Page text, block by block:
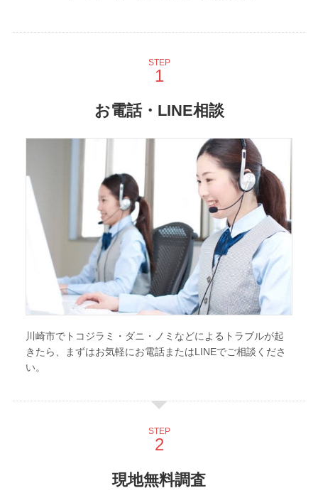
STEP
お電話・LINE相談
川崎市でトコジラミ・ダニ・ノミなどによるトラブルが起
きたら、まずはお気軽にお電話またはLINEでご相談くださ
い。
STEP
現地無料調査